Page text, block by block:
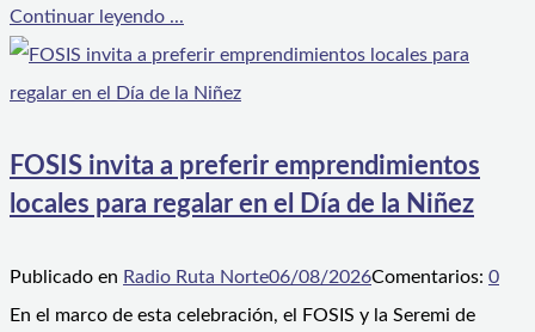
Continuar leyendo ...
FOSIS invita a preferir emprendimientos
locales para regalar en el Día de la Niñez
Publicado en Radio Ruta Norte06/08/2026Comentarios: 0
En el marco de esta celebración, el FOSIS y la Seremi de